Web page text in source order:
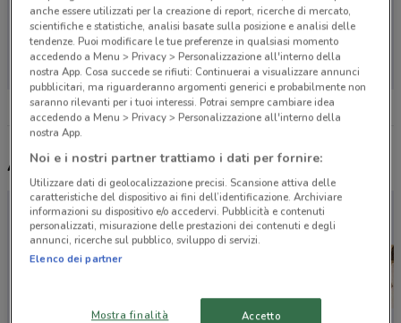
Non ci sono negozi nelle vicinanze
Altri volantini nelle vicinanze
anche essere utilizzati per la creazione di report, ricerche di mercato,
scientifiche e statistiche, analisi basate sulla posizione e analisi delle
tendenze. Puoi modificare le tue preferenze in qualsiasi momento
accedendo a Menu > Privacy > Personalizzazione all'interno della
nostra App. Cosa succede se rifiuti: Continuerai a visualizzare annunci
pubblicitari, ma riguarderanno argomenti generici e probabilmente non
saranno rilevanti per i tuoi interessi. Potrai sempre cambiare idea
accedendo a Menu > Privacy > Personalizzazione all'interno della
nostra App.
Noi e i nostri partner trattiamo i dati per fornire:
Utilizzare dati di geolocalizzazione precisi. Scansione attiva delle
caratteristiche del dispositivo ai fini dell’identificazione. Archiviare
informazioni su dispositivo e/o accedervi. Pubblicità e contenuti
personalizzati, misurazione delle prestazioni dei contenuti e degli
annunci, ricerche sul pubblico, sviluppo di servizi.
Elenco dei partner
Mostra finalità Accetto